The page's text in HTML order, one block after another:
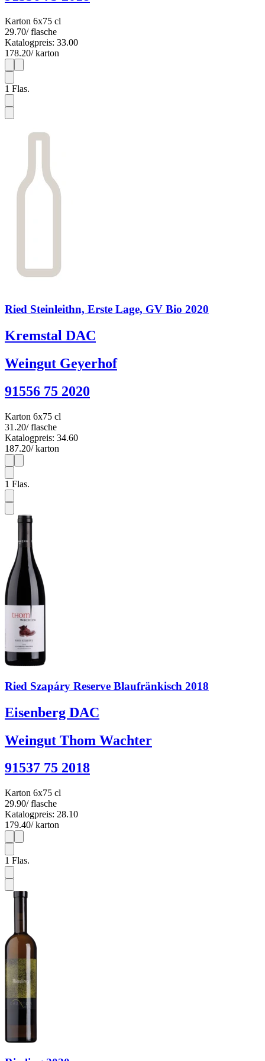
Karton 6x75 cl
29.70/ flasche
Katalogpreis: 33.00
178.20/ karton
1
1 Flas.
Ried Steinleithn, Erste Lage, GV Bio 2020
Kremstal DAC
Weingut Geyerhof
91556 75 2020
Karton 6x75 cl
31.20/ flasche
Katalogpreis: 34.60
187.20/ karton
1
1 Flas.
Ried Szapáry Reserve Blaufränkisch 2018
Eisenberg DAC
Weingut Thom Wachter
91537 75 2018
Karton 6x75 cl
29.90/ flasche
Katalogpreis: 28.10
179.40/ karton
1
1 Flas.